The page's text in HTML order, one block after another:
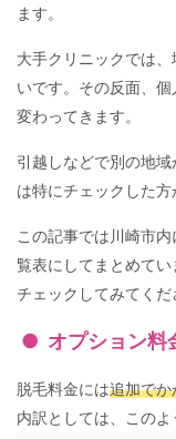
ます。
大手クリニックでは
いです。その反面、
変わってきます。
引越しなどで別の地
は特にチェックした方
この記事では川崎市
覧表にしてまとめて
チェックしてみてくだ
オプション料
脱毛料金には追加でか
内訳としては、このよ